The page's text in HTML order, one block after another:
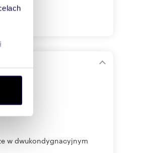
w dwukondygnacyjnym